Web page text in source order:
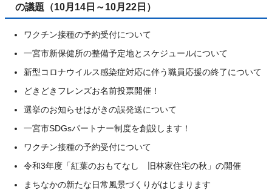
の議題（10月14日～10月22日）
ワクチン接種の予約受付について
一宮市新保健所の整備予定地とスケジュールについて
新型コロナウイルス感染症対応に伴う職員応援の終了について
どきどきフレンズお名前投票開催！
選挙のお知らせはがきの誤発送について
一宮市SDGsパートナー制度を創設します！
ワクチン接種の予約受付について
令和3年度「紅葉のおもてなし 旧林家住宅の秋」の開催
まちなかの新たな日常風景づくりがはじまります